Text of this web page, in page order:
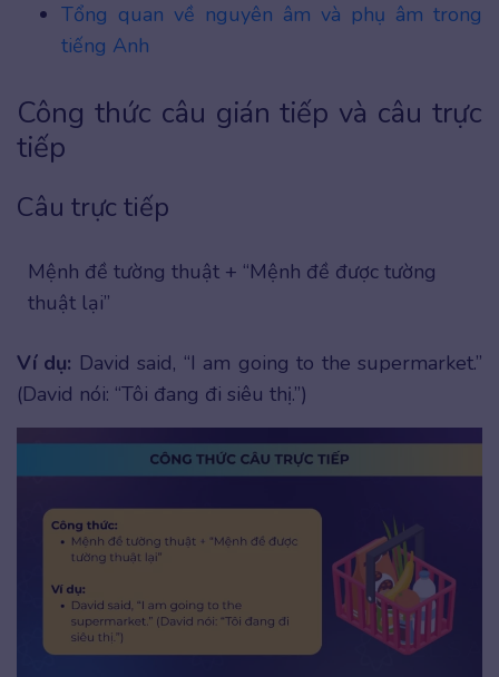
Tổng quan về nguyên âm và phụ âm trong
tiếng Anh
Công thức câu gián tiếp và câu trực
tiếp
Câu trực tiếp
Mệnh đề tường thuật + “Mệnh đề được tường
thuật lại”
Ví dụ: David said, “I am going to the supermarket.”
(David nói: “Tôi đang đi siêu thị.”)